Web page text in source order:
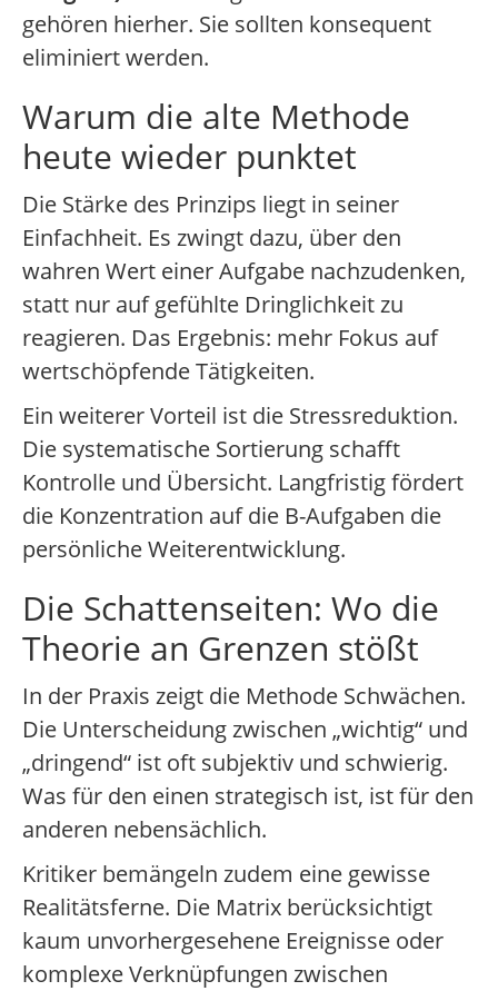
gehören hierher. Sie sollten konsequent
eliminiert werden.
Warum die alte Methode
heute wieder punktet
Die Stärke des Prinzips liegt in seiner
Einfachheit. Es zwingt dazu, über den
wahren Wert einer Aufgabe nachzudenken,
statt nur auf gefühlte Dringlichkeit zu
reagieren. Das Ergebnis: mehr Fokus auf
wertschöpfende Tätigkeiten.
Ein weiterer Vorteil ist die Stressreduktion.
Die systematische Sortierung schafft
Kontrolle und Übersicht. Langfristig fördert
die Konzentration auf die B-Aufgaben die
persönliche Weiterentwicklung.
Die Schattenseiten: Wo die
Theorie an Grenzen stößt
In der Praxis zeigt die Methode Schwächen.
Die Unterscheidung zwischen „wichtig“ und
„dringend“ ist oft subjektiv und schwierig.
Was für den einen strategisch ist, ist für den
anderen nebensächlich.
Kritiker bemängeln zudem eine gewisse
Realitätsferne. Die Matrix berücksichtigt
kaum unvorhergesehene Ereignisse oder
komplexe Verknüpfungen zwischen